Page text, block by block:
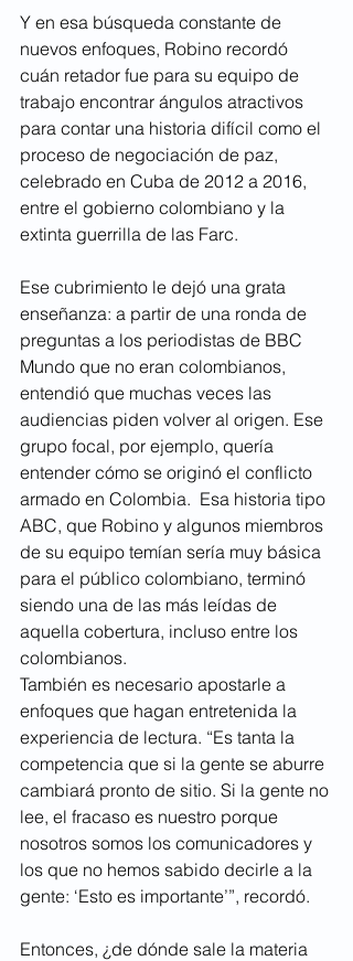
Y en esa búsqueda constante de
nuevos enfoques, Robino recordó
cuán retador fue para su equipo de
trabajo encontrar ángulos atractivos
para contar una historia difícil como el
proceso de negociación de paz,
celebrado en Cuba de 2012 a 2016,
entre el gobierno colombiano y la
extinta guerrilla de las Farc.
Ese cubrimiento le dejó una grata
enseñanza: a partir de una ronda de
preguntas a los periodistas de BBC
Mundo que no eran colombianos,
entendió que muchas veces las
audiencias piden volver al origen. Ese
grupo focal, por ejemplo, quería
entender cómo se originó el conflicto
armado en Colombia.  Esa historia tipo
ABC, que Robino y algunos miembros
de su equipo temían sería muy básica
para el público colombiano, terminó
siendo una de las más leídas de
aquella cobertura, incluso entre los
colombianos.
También es necesario apostarle a
enfoques que hagan entretenida la
experiencia de lectura. “Es tanta la
competencia que si la gente se aburre
cambiará pronto de sitio. Si la gente no
lee, el fracaso es nuestro porque
nosotros somos los comunicadores y
los que no hemos sabido decirle a la
gente: ‘Esto es importante’”, recordó.
Entonces, ¿de dónde sale la materia